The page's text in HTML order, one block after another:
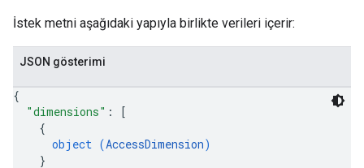
İstek metni aşağıdaki yapıyla birlikte verileri içerir:
JSON gösterimi
{
"dimensions" :
[
{
object (AccessDimension)
}